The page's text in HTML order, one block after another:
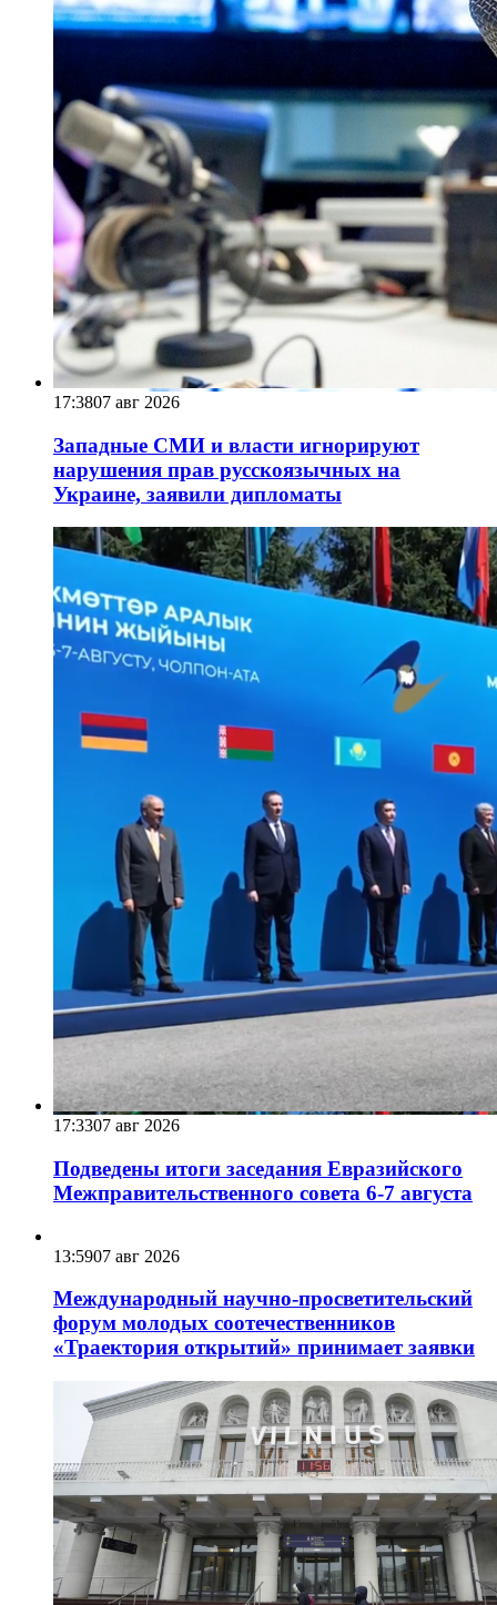
17:3807 авг 2026
Западные СМИ и власти игнорируют
нарушения прав русскоязычных на
Украине, заявили дипломаты
17:3307 авг 2026
Подведены итоги заседания Евразийского
Межправительственного совета 6-7 августа
13:5907 авг 2026
Международный научно-просветительский
форум молодых соотечественников
«Траектория открытий» принимает заявки